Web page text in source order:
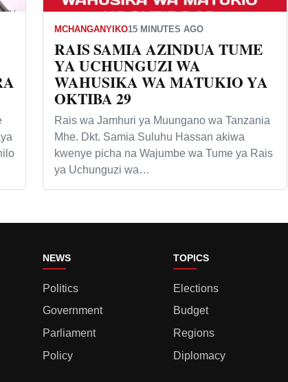
MCHANGANYIKO15 MINUTES AGO
RAIS SAMIA AZINDUA TUME
YA UCHUNGUZI WA
WAHUSIKA WA MATUKIO YA
OKTIBA 29
Rais wa Jamhuri ya Muungano wa Tanzania
Mhe. Dkt. Samia Suluhu Hassan akiwa
kwenye picha na Wajumbe wa Tume ya Rais
ya Uchunguzi wa…
NEWS
Politics
Government
Parliament
Policy
TOPICS
Elections
Budget
Regions
Diplomacy